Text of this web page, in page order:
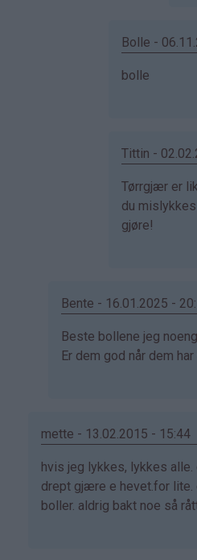
Bolle -
Som
Cecilie
bekreftet)
bolle
Tittin -
Som
svar
på
bekreftet)
Tørrgjær er
du
gjøre!
Bente - 16.01.2025 -
Som
svar
-
Beste bollene jeg
Er dem god når dem
mette - 13.02.2015 - 15:44
Som
svar
på
hvis jeg lykkes, lykkes
drept gjære e hevet.for
boller. aldrig bakt noe så